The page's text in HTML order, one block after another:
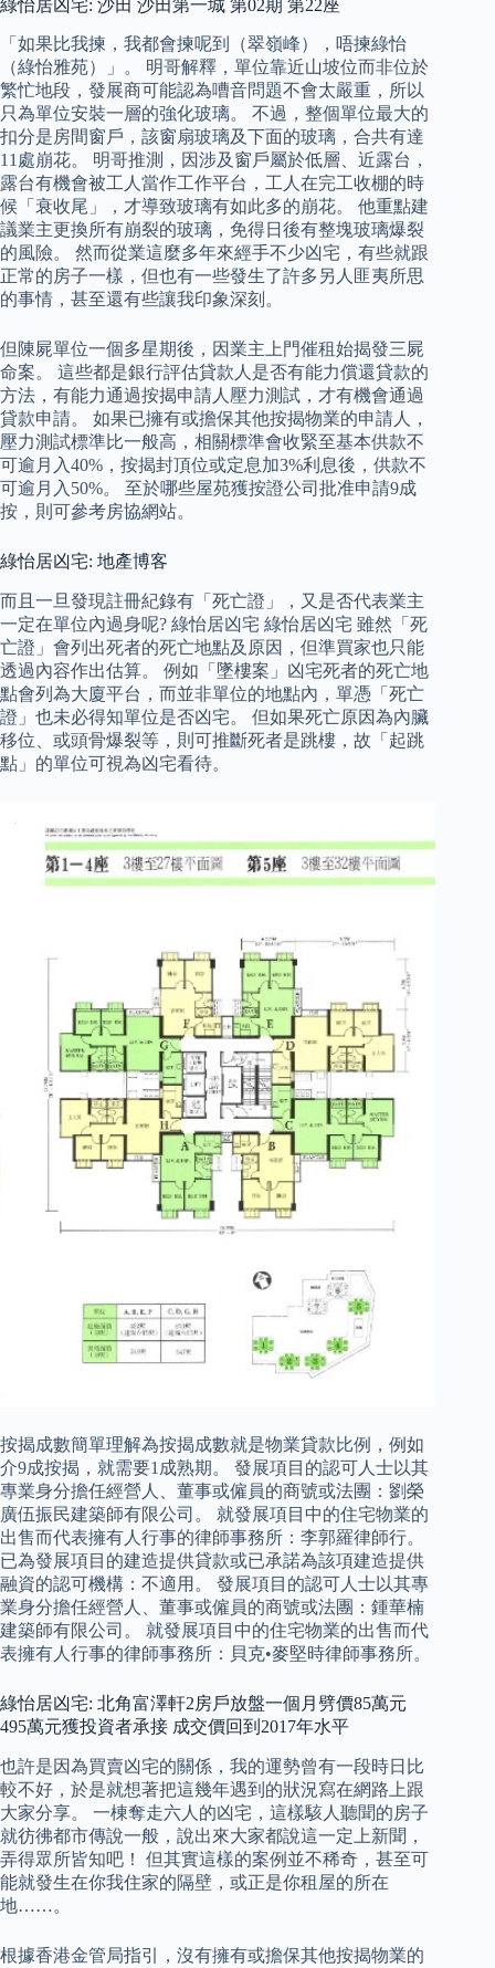
綠怡居凶宅: 沙田 沙田第一城 第02期 第22座
「如果比我揀，我都會揀呢到（翠嶺峰），唔揀綠怡
（綠怡雅苑）」。 明哥解釋，單位靠近山坡位而非位於
繁忙地段，發展商可能認為嘈音問題不會太嚴重，所以
只為單位安裝一層的強化玻璃。 不過，整個單位最大的
扣分是房間窗戶，該窗扇玻璃及下面的玻璃，合共有達
11處崩花。 明哥推測，因涉及窗戶屬於低層、近露台，
露台有機會被工人當作工作平台，工人在完工收棚的時
候「衰收尾」，才導致玻璃有如此多的崩花。 他重點建
議業主更換所有崩裂的玻璃，免得日後有整塊玻璃爆裂
的風險。 然而從業這麼多年來經手不少凶宅，有些就跟
正常的房子一樣，但也有一些發生了許多另人匪夷所思
的事情，甚至還有些讓我印象深刻。
但陳屍單位一個多星期後，因業主上門催租始揭發三屍
命案。 這些都是銀行評估貸款人是否有能力償還貸款的
方法，有能力通過按揭申請人壓力測試，才有機會通過
貸款申請。 如果已擁有或擔保其他按揭物業的申請人，
壓力測試標準比一般高，相關標準會收緊至基本供款不
可逾月入40%，按揭封頂位或定息加3%利息後，供款不
可逾月入50%。 至於哪些屋苑獲按證公司批准申請9成
按，則可參考房協網站。
綠怡居凶宅: 地產博客
而且一旦發現註冊紀錄有「死亡證」，又是否代表業主
一定在單位內過身呢? 綠怡居凶宅 綠怡居凶宅 雖然「死
亡證」會列出死者的死亡地點及原因，但準買家也只能
透過內容作出估算。 例如「墜樓案」凶宅死者的死亡地
點會列為大廈平台，而並非單位的地點內，單憑「死亡
證」也未必得知單位是否凶宅。 但如果死亡原因為內臟
移位、或頭骨爆裂等，則可推斷死者是跳樓，故「起跳
點」的單位可視為凶宅看待。
按揭成數簡單理解為按揭成數就是物業貸款比例，例如
介9成按揭，就需要1成熟期。 發展項目的認可人士以其
專業身分擔任經營人、董事或僱員的商號或法團：劉榮
廣伍振民建築師有限公司。 就發展項目中的住宅物業的
出售而代表擁有人行事的律師事務所：李郭羅律師行。
已為發展項目的建造提供貸款或已承諾為該項建造提供
融資的認可機構：不適用。 發展項目的認可人士以其專
業身分擔任經營人、董事或僱員的商號或法團：鍾華楠
建築師有限公司。 就發展項目中的住宅物業的出售而代
表擁有人行事的律師事務所：貝克•麥堅時律師事務所。
綠怡居凶宅: 北角富澤軒2房戶放盤一個月劈價85萬元
495萬元獲投資者承接 成交價回到2017年水平
也許是因為買賣凶宅的關係，我的運勢曾有一段時日比
較不好，於是就想著把這幾年遇到的狀況寫在網路上跟
大家分享。 一棟奪走六人的凶宅，這樣駭人聽聞的房子
就彷彿都市傳說一般，說出來大家都說這一定上新聞，
弄得眾所皆知吧！ 但其實這樣的案例並不稀奇，甚至可
能就發生在你我住家的隔壁，或正是你租屋的所在
地……。
根據香港金管局指引，沒有擁有或擔保其他按揭物業的